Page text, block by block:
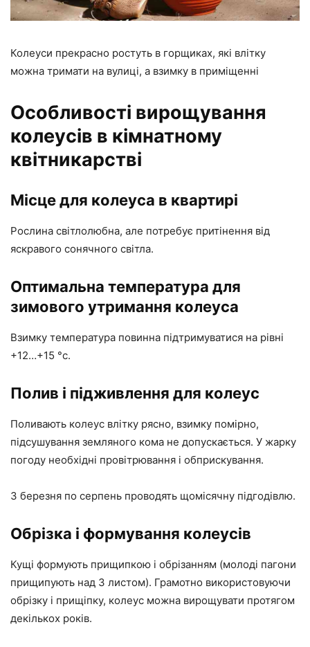
Колеуси прекрасно ростуть в горщиках, які влітку
можна тримати на вулиці, а взимку в приміщенні
Особливості вирощування
колеусів в кімнатному
квітникарстві
Місце для колеуса в квартирі
Рослина світлолюбна, але потребує притінення від
яскравого сонячного світла.
Оптимальна температура для
зимового утримання колеуса
Взимку температура повинна підтримуватися на рівні
+12…+15 °с.
Полив і підживлення для колеус
Поливають колеус влітку рясно, взимку помірно,
підсушування земляного кома не допускається. У жарку
погоду необхідні провітрювання і обприскування.
З березня по серпень проводять щомісячну підгодівлю.
Обрізка і формування колеусів
Кущі формують прищипкою і обрізанням (молоді пагони
прищипують над 3 листом). Грамотно використовуючи
обрізку і прищіпку, колеус можна вирощувати протягом
декількох років.